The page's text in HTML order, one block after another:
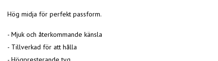
Hög midja för perfekt passform.
- Mjuk och återkommande känsla
- Tillverkad för att hålla